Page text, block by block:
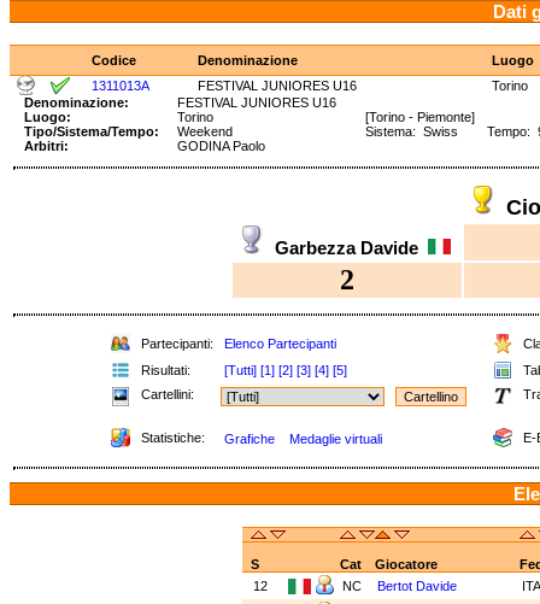
Dati
Codice Denominazione
Luogo
1311013A
FESTIVAL JUNIORES U16
Torino
Denominazione:
FESTIVAL JUNIORES U16
Luogo:
Torino
[Torino - Piemonte]
Tipo/Sistema/Tempo:
Weekend
Sistema: Swiss Tempo:
Arbitri:
GODINA Paolo
Garbezza Davide
2
Partecipanti: Elenco Partecipanti
Risultati:
[Tutti] [1] [2] [3] [4] [5]
Cartellini:
Statistiche: Grafiche Medaglie virtuali E-
S Cat Giocatore
12
NC Bertot Davide